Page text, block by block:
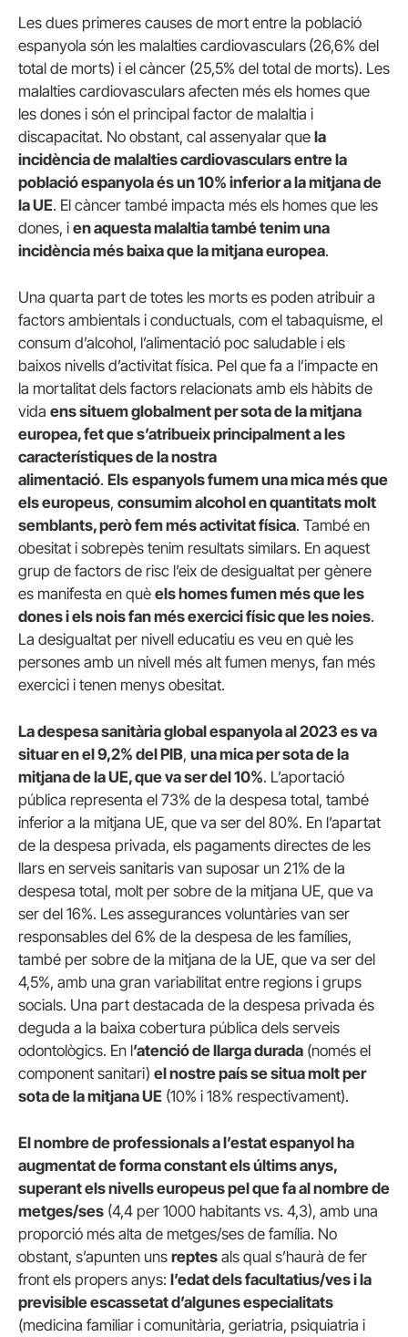
Les dues primeres causes de mort entre la població
espanyola són les malalties cardiovasculars (26,6% del
total de morts) i el càncer (25,5% del total de morts). Les
malalties cardiovasculars afecten més els homes que
les dones i són el principal factor de malaltia i
discapacitat. No obstant, cal assenyalar que la
incidència de malalties cardiovasculars entre la
població espanyola és un 10% inferior a la mitjana de
la UE. El càncer també impacta més els homes que les
dones, i en aquesta malaltia també tenim una
incidència més baixa que la mitjana europea.
Una quarta part de totes les morts es poden atribuir a
factors ambientals i conductuals, com el tabaquisme, el
consum d’alcohol, l’alimentació poc saludable i els
baixos nivells d’activitat física. Pel que fa a l’impacte en
la mortalitat dels factors relacionats amb els hàbits de
vida ens situem globalment per sota de la mitjana
europea, fet que s’atribueix principalment a les
característiques de la nostra
alimentació. Els espanyols fumem una mica més que
els europeus, consumim alcohol en quantitats molt
semblants, però fem més activitat física. També en
obesitat i sobrepès tenim resultats similars. En aquest
grup de factors de risc l’eix de desigualtat per gènere
es manifesta en què els homes fumen més que les
dones i els nois fan més exercici físic que les noies.
La desigualtat per nivell educatiu es veu en què les
persones amb un nivell més alt fumen menys, fan més
exercici i tenen menys obesitat.
La despesa sanitària global espanyola al 2023 es va
situar en el 9,2% del PIB, una mica per sota de la
mitjana de la UE, que va ser del 10%. L’aportació
pública representa el 73% de la despesa total, també
inferior a la mitjana UE, que va ser del 80%. En l’apartat
de la despesa privada, els pagaments directes de les
llars en serveis sanitaris van suposar un 21% de la
despesa total, molt per sobre de la mitjana UE, que va
ser del 16%. Les assegurances voluntàries van ser
responsables del 6% de la despesa de les famílies,
també per sobre de la mitjana de la UE, que va ser del
4,5%, amb una gran variabilitat entre regions i grups
socials. Una part destacada de la despesa privada és
deguda a la baixa cobertura pública dels serveis
odontològics. En l’atenció de llarga durada (només el
component sanitari) el nostre país se situa molt per
sota de la mitjana UE (10% i 18% respectivament).
El nombre de professionals a l’estat espanyol ha
augmentat de forma constant els últims anys,
superant els nivells europeus pel que fa al nombre de
metges/ses (4,4 per 1000 habitants vs. 4,3), amb una
proporció més alta de metges/ses de família. No
obstant, s’apunten uns reptes als qual s’haurà de fer
front els propers anys: l’edat dels facultatius/ves i la
previsible escassetat d’algunes especialitats
(medicina familiar i comunitària, geriatria, psiquiatria i